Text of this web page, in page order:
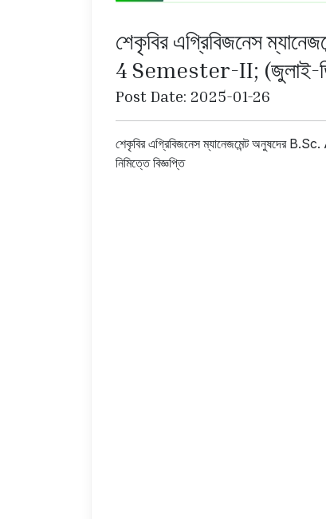
শেকৃবির এগ্রিবিজনেস
4 Semester-II; (জুলাই-
Post Date: 2025-01-26
শেকৃবির এগ্রিবিজনেস ম্যানেজমেন্ট অনুষদের
নিমিত্তে বিজ্ঞপ্তি